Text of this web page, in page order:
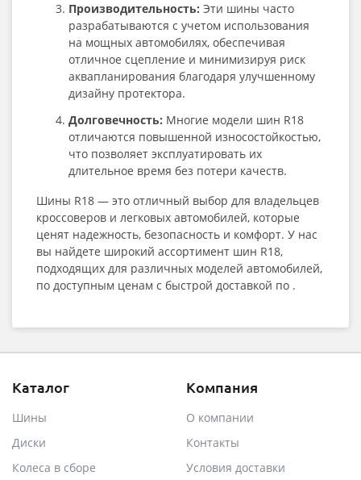
Производительность: Эти шины часто
разрабатываются с учетом использования
на мощных автомобилях, обеспечивая
отличное сцепление и минимизируя риск
аквапланирования благодаря улучшенному
дизайну протектора.
Долговечность: Многие модели шин R18
отличаются повышенной износостойкостью,
что позволяет эксплуатировать их
длительное время без потери качеств.
Шины R18 — это отличный выбор для владельцев
кроссоверов и легковых автомобилей, которые
ценят надежность, безопасность и комфорт. У нас
вы найдете широкий ассортимент шин R18,
подходящих для различных моделей автомобилей,
по доступным ценам с быстрой доставкой по .
Каталог
Шины
Диски
Колеса в сборе
Компания
О компании
Контакты
Условия доставки